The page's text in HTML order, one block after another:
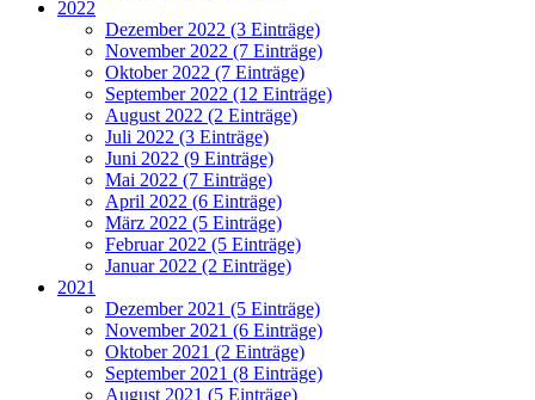
2022
Dezember 2022 (3 Einträge)
November 2022 (7 Einträge)
Oktober 2022 (7 Einträge)
September 2022 (12 Einträge)
August 2022 (2 Einträge)
Juli 2022 (3 Einträge)
Juni 2022 (9 Einträge)
Mai 2022 (7 Einträge)
April 2022 (6 Einträge)
März 2022 (5 Einträge)
Februar 2022 (5 Einträge)
Januar 2022 (2 Einträge)
2021
Dezember 2021 (5 Einträge)
November 2021 (6 Einträge)
Oktober 2021 (2 Einträge)
September 2021 (8 Einträge)
August 2021 (5 Einträge)